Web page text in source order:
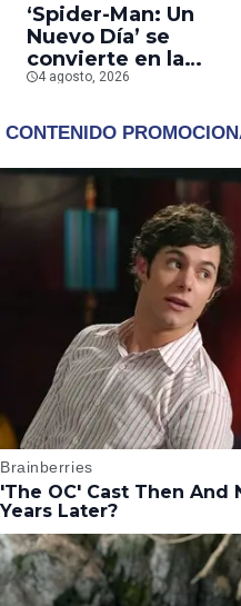
‘Spider-Man: Un
Nuevo Día’ se
convierte en la
segunda película que
los mil millones en
4 agosto, 2026